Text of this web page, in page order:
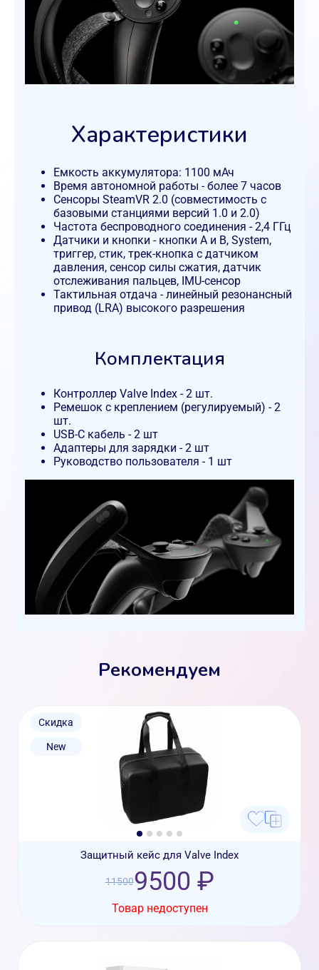
Характеристики
Емкость аккумулятора: 1100 мАч
Время автономной работы - более 7 часов
Сенсоры SteamVR 2.0 (совместимость с
базовыми станциями версий 1.0 и 2.0)
Частота беспроводного соединения - 2,4 ГГц
Датчики и кнопки - кнопки А и В, System,
триггер, стик, трек-кнопка с датчиком
давления, сенсор силы сжатия, датчик
отслеживания пальцев, IMU-сенсор
Тактильная отдача - линейный резонансный
привод (LRA) высокого разрешения
Комплектация
Контроллер Valve Index - 2 шт.
Ремешок с креплением (регулируемый) - 2
шт.
USB-C кабель - 2 шт
Адаптеры для зарядки - 2 шт
Руководство пользователя - 1 шт
Рекомендуем
Скидка
New
Защитный кейс для Valve Index
115009500 ₽
Товар недоступен